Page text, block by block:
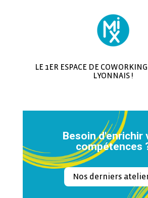
LE 1ER ESPACE DE
LYONNAIS !
Besoin d'enrichir
compétences
Nos derniers